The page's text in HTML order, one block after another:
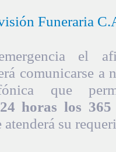
Funeraria
el
comunicarse a
que
24 horas los
atenderá su